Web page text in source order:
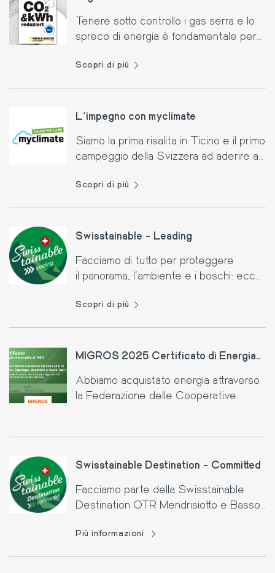
Tenere sotto controllo i gas serra e lo
spreco di energia è fondamentale per
Scopri di più
L’impegno con myclimate
Siamo la prima risalita in Ticino e il primo
campeggio della Svizzera ad aderire a
myclimate.
Scopri di più
Swisstainable - Leading
Facciamo di tutto per proteggere
il panorama, l’ambiente e i boschi: ecco
riconosciuto.
Scopri di più
MIGROS 2025 Certificato di Energia
Abbiamo acquistato energia attraverso
la Federazione delle Cooperative
Swisstainable Destination - Committed
Facciamo parte della Swisstainable
Destination OTR Mendrisiotto e Basso
sostenibile.
Più informazioni